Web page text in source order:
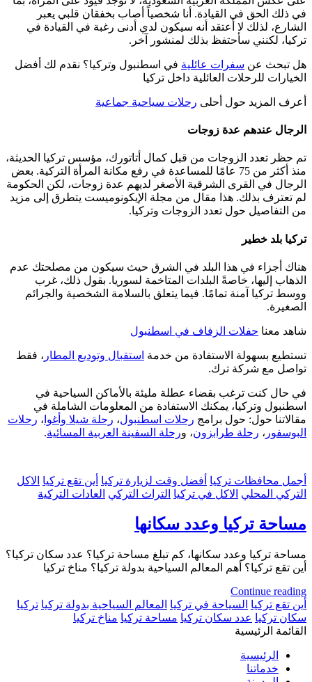
في ذلك الحق في القيادة. أنا شخصياً أصاب بخفقان قلبي يعبر
الشارع، لذلك لا أعتقد أنه سيكون لدي أدنى رغبة في القيادة في
تركيا، لكنني سأحتفظ بذلك لمنشور آخر.
هل تبحث عن سفرات عائلية في اسطنبول وتركيا؟ نقدم لك أفضل
الخيارات للرحلات العائلية داخل تركيا
أعرف المزيد حول أحلى رحلات سياحية جماعية
الرجال عندهم عدة زوجات
تم حظر تعدد الزوجات من قبل كمال أتاتورك، مؤسس تركيا الحديثة،
منذ أكثر من 75 عامًا للمساعدة في رفع مكانة المرأة التركية. بعض
الرجال في القرى الشرقية الأصغر لديهم عدة زوجات، لكن الحكومة
لم تعترف بذلك. هذا مقال من مجلة الإيكونوميست يتطرق إلى مزيد
من التفاصيل حول تعدد الزوجات وتركيا.
تركيا بلد خطير
هناك أجزاء في هذا البلد في الشرق حيث سيكون من مصلحتك عدم
الذهاب إليها، خاصةً البلدات المتاخمة لسوريا. بقول ذلك، غرب
ووسط تركيا آمنة تمامًا. فيما يتعلق بالسلامة الشخصية والجرائم
الصغيرة.
شاهد معنا حفلات الزفاف في اسطنبول
تستطيع بسهولة الاستفادة من خدمة استقبال وتوديع المطار ، فقط
تواصل مع شركة ترك.
في حال كنت ترغب بقضاء عطلة مليئة بالأماكن السياحية في
اسطنبول وتركيا، يمكنك الاستفادة من المعلومات الشاملة في
مقالاتنا حول: حول برامج رحلات اسطنبول، رحلة شيلا وأغوا ، رحلات
البوسفور ، رحلة طرابزون، ورحلة السفينة العربية المسائية.
أجمل محافظات تركيا أفضل وقت لزيارة تركيا أين تقع تركيا الاكل
التركي المحلي الاكل في تركيا التراث التركي العادات التركية
مساحة تركيا وعدد سكانها
مساحة تركيا وعدد سكانها، كم تبلغ مساحة تركيا؟ عدد سكان تركيا؟
أين تقع تركيا؟ أهم المعالم السياحية بدولة تركيا؟ مناخ تركيا
Continue reading
أين تقع تركيا السياحة في تركيا المعالم السياحية بدولة تركيا تركيا
سكان تركيا عدد سكان تركيا مساحة تركيا مناخ تركيا
القائمة الرئيسية
الرئيسية
خدماتنا